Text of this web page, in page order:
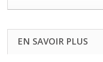
EN SAVOIR PLUS